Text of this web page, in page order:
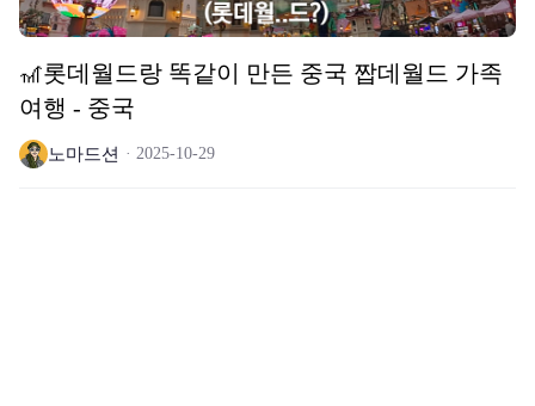
🎢롯데월드랑 똑같이 만든 중국 짭데월드 가족
여행 - 중국
노마드션 2025-10-29